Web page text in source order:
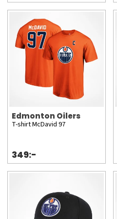
Edmonton Oilers
T-shirt McDavid 97
349:-